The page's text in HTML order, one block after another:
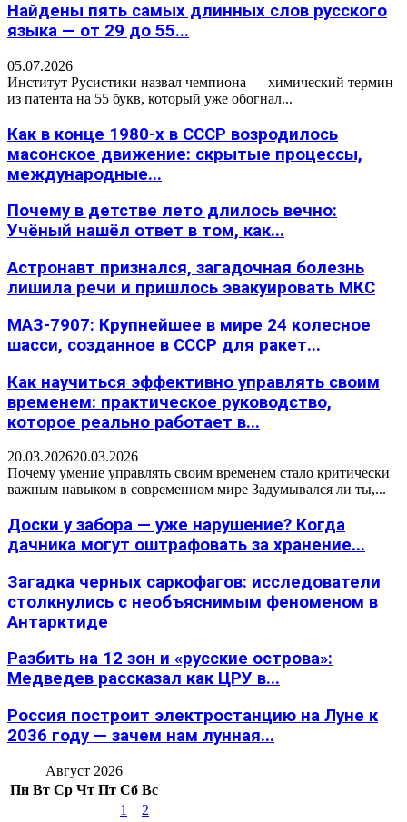
Найдены пять самых длинных слов русского
языка — от 29 до 55...
05.07.2026
Институт Русистики назвал чемпиона — химический термин
из патента на 55 букв, который уже обогнал...
Как в конце 1980-х в СССР возродилось
масонское движение: скрытые процессы,
международные...
Почему в детстве лето длилось вечно:
Учёный нашёл ответ в том, как...
Астронавт признался, загадочная болезнь
лишила речи и пришлось эвакуировать МКС
МАЗ-7907: Крупнейшее в мире 24 колесное
шасси, созданное в СССР для ракет...
Как научиться эффективно управлять своим
временем: практическое руководство,
которое реально работает в...
20.03.202620.03.2026
Почему умение управлять своим временем стало критически
важным навыком в современном мире Задумывался ли ты,...
Доски у забора — уже нарушение? Когда
дачника могут оштрафовать за хранение...
Загадка черных саркофагов: исследователи
столкнулись с необъяснимым феноменом в
Антарктиде
Разбить на 12 зон и «русские острова»:
Медведев рассказал как ЦРУ в...
Россия построит электростанцию на Луне к
2036 году — зачем нам лунная...
Август 2026
Пн Вт Ср Чт Пт Сб Вс
1
2